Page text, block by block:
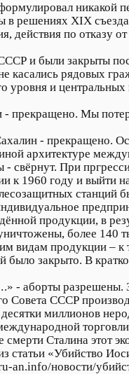
никакой
в решениях XIX
действия по отказу
и были закрыты
рядовых
уровня и
- прекращено. Мы
- прекращено.
архитектуре
свёрнут. При
к 1960 году и выйти
станций
продукции, в
более 140
видам продукции –
закрыто. В
аборты разрешены.
Совета СССР
миллионов
Сталина этот
статьи «Убийство
an.info/новости/